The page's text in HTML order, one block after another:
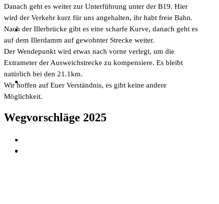
Danach geht es weiter zur Unterführung unter der B19. Hier
wird der Verkehr kurz für uns angehalten, ihr habt freie Bahn.
Nach der Illerbrücke gibt es eine scharfe Kurve, danach geht es
auf dem Illerdamm auf gewohnter Strecke weiter.
Der Wendepunkt wird etwas nach vorne verlegt, um die
Extrameter der Ausweichstrecke zu kompensiere. Es bleibt
natürlich bei den 21.1km.
Wir hoffen auf Euer Verständnis, es gibt keine andere
Möglichkeit.
Wegvorschläge 2025